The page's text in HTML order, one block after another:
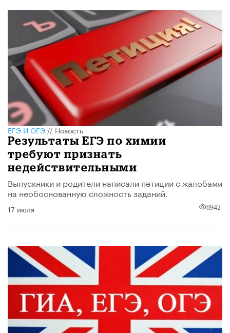
ЕГЭ И ОГЭ//Новость
Результаты ЕГЭ по химии
требуют признать
недействительными
Выпускники и родители написали петиции с жалобами
на необоснованную сложность заданий.
17 июля 8942